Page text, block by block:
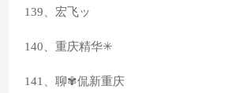
139、宏飞ッ
140、重庆精华✳
141、聊✾侃新重庆